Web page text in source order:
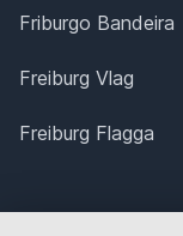
Friburgo Bandeira
Freiburg Vlag
Freiburg Flagga